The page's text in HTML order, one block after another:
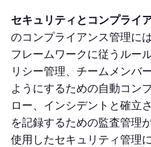
セキュリティとコンプライ
のコンプライアンス管理に
フレームワークに従うルー
リシー管理、チームメンバ
ようにするための自動コン
ロー、インシデントと確立
を記録するための監査管理
使用したセキュリティ管理